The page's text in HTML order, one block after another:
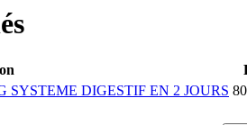
DIGESTIF EN 2 JOURS